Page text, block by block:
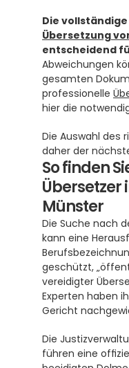
Übersetzung
entscheidend
Abweichungen
gesamten
professionelle
hier die
Die Auswahl des
daher der
So finden
Übersetzer
Münster
Die Suche nach
kann eine
geschützt,
vereidigter
Experten haben
Gericht
Die
führen eine